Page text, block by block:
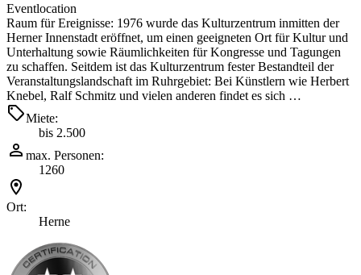
Eventlocation
Raum für Ereignisse: 1976 wurde das Kulturzentrum inmitten der
Herner Innenstadt eröffnet, um einen geeigneten Ort für Kultur und
Unterhaltung sowie Räumlichkeiten für Kongresse und Tagungen
zu schaffen. Seitdem ist das Kulturzentrum fester Bestandteil der
Veranstaltungslandschaft im Ruhrgebiet: Bei Künstlern wie Herbert
Knebel, Ralf Schmitz und vielen anderen findet es sich …
Miete:
bis 2.500
max. Personen:
1260
Ort:
Herne